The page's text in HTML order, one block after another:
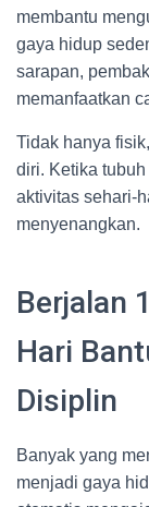
membantu
gaya hidup
sarapan,
memanfaatkan
Tidak hanya
diri. Ketika
aktivitas sehari-
menyenangkan.
Berjalan
Hari
Disiplin
Banyak yang
menjadi gaya